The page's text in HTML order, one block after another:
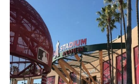
INBOUND JOURNAL
LIFE ENDING
AI JOURNAL
REAL ESTATE
SMART MARKETING
BPaaS JOURNAL